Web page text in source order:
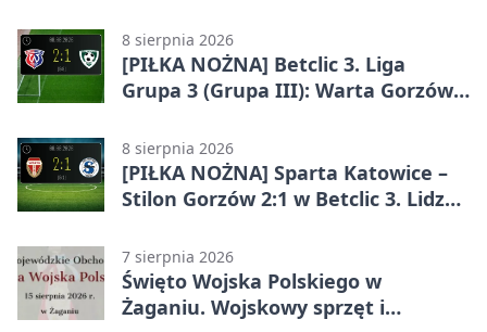
8 sierpnia 2026
[PIŁKA NOŻNA] Betclic 3. Liga
Grupa 3 (Grupa III): Warta Gorzów
8 sierpnia 2026
[PIŁKA NOŻNA] Sparta Katowice –
Stilon Gorzów 2:1 w Betclic 3. Lidze
stracili zwycięstwo w doliczonym
czasie
7 sierpnia 2026
Święto Wojska Polskiego w
Żaganiu. Wojskowy sprzęt i